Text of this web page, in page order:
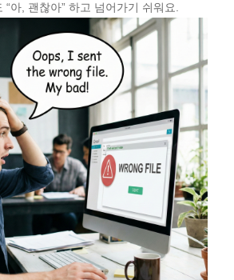
“아, 괜찮아” 하고 넘어가기 쉬워요.